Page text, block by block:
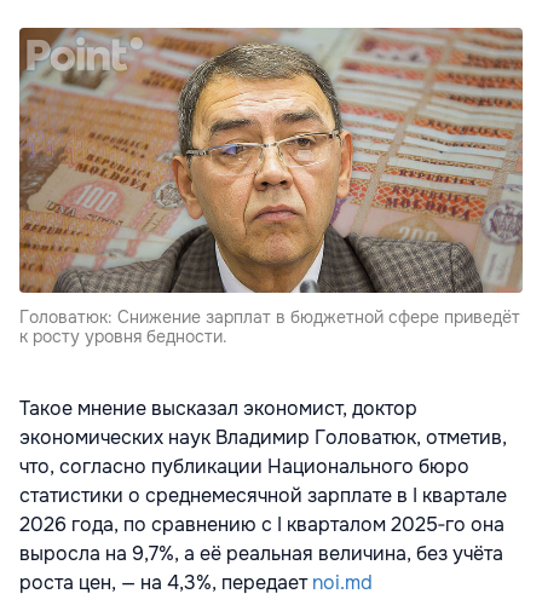
Головатюк: Снижение зарплат в бюджетной сфере приведёт
к росту уровня бедности.
Такое мнение высказал экономист, доктор
экономических наук Владимир Головатюк, отметив,
что, согласно публикации Национального бюро
статистики о среднемесячной зарплате в I квартале
2026 года, по сравнению с I кварталом 2025‑го она
выросла на 9,7%, а её реальная величина, без учёта
роста цен, — на 4,3%, передаетnoi.md